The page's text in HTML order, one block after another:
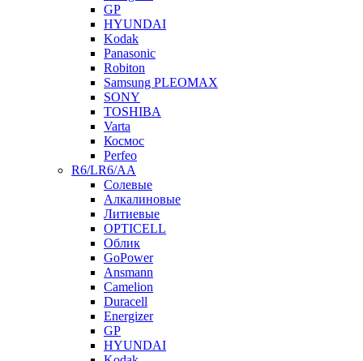
GP
HYUNDAI
Kodak
Panasonic
Robiton
Samsung PLEOMAX
SONY
TOSHIBA
Varta
Космос
Perfeo
R6/LR6/AA
Солевые
Алкалиновые
Литиевые
OPTICELL
Облик
GoPower
Ansmann
Camelion
Duracell
Energizer
GP
HYUNDAI